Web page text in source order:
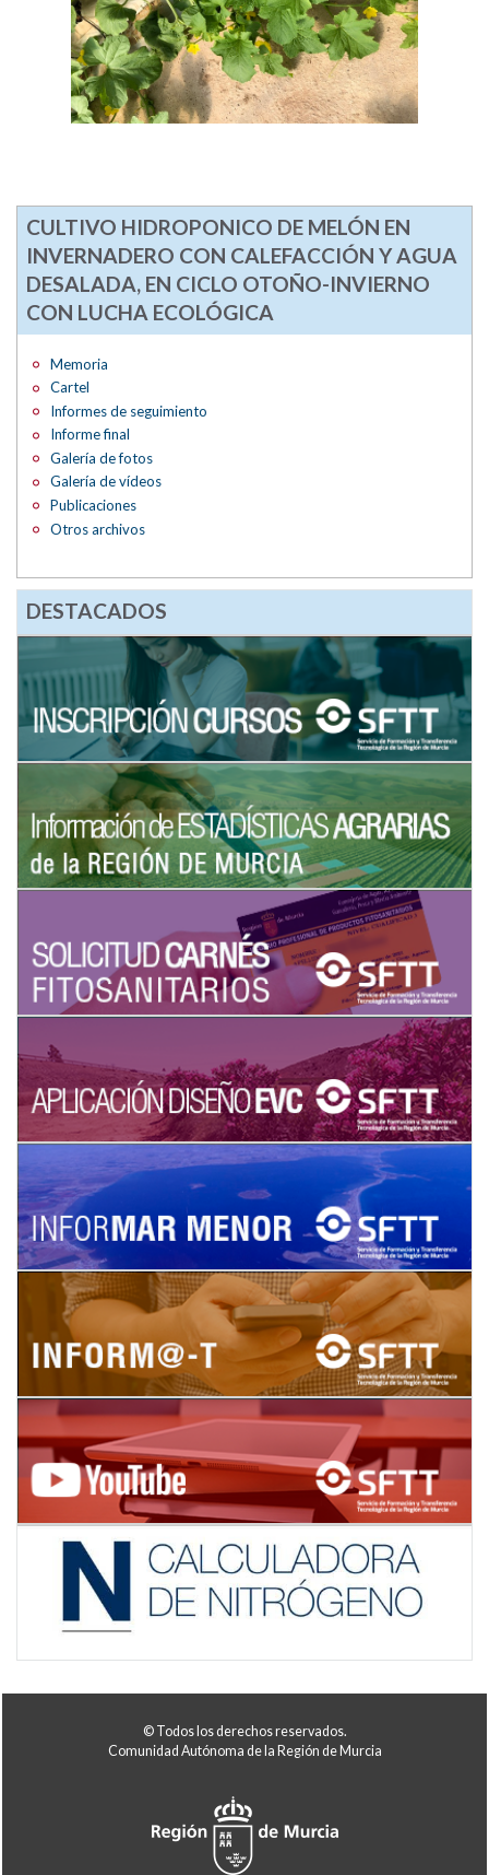
CULTIVO HIDROPONICO DE MELÓN EN
INVERNADERO CON CALEFACCIÓN Y AGUA
DESALADA, EN CICLO OTOÑO-INVIERNO
CON LUCHA ECOLÓGICA
Memoria
Cartel
Informes de seguimiento
Informe final
Galería de fotos
Galería de vídeos
Publicaciones
Otros archivos
DESTACADOS
© Todos los derechos reservados.
Comunidad Autónoma de la Región de Murcia